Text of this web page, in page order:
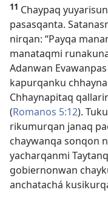
11 Chaypaq
pasasqanta.
nirqan: “Payqa
manataqmi
Adanwan
kapurqanku
Chhaynapitaq
(Romanos 5:12).
rikumurqan janaq
chaywanqa sonqon
yacharqanmi
gobiernonwan
anchatachá